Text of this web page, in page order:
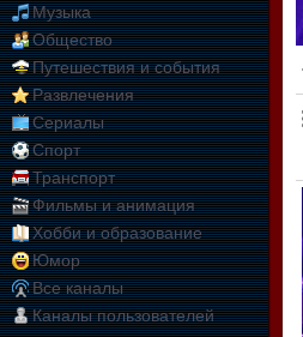
Музыка
Общество
Путешествия и события
Развлечения
Сериалы
Спорт
Транспорт
Фильмы и анимация
Хобби и образование
Юмор
Все каналы
Каналы пользователей